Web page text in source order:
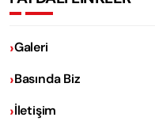
Galeri
Basında Biz
İletişim